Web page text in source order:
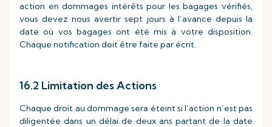
action en dommages intérêts pour les bagages vérifiés,
vous devez nous avertir sept jours à l’avance depuis la
date où vos bagages ont été mis à votre disposition.
Chaque notification doit être faite par écrit.
16.2 Limitation des Actions
Chaque droit au dommage sera éteint si l’action n’est pas
diligentée dans un délai de deux ans partant de la date